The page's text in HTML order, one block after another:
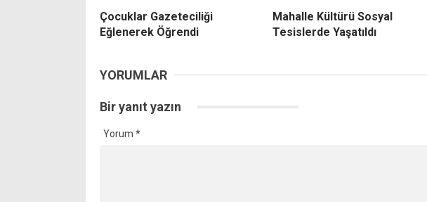
Çocuklar Gazeteciliği
Eğlenerek Öğrendi
Mahalle Kültürü Sosyal
Tesislerde Yaşatıldı
YORUMLAR
Bir yanıt yazın
Yorum *